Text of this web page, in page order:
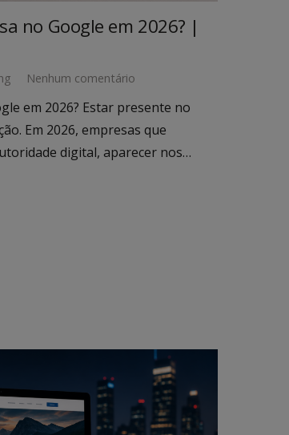
no Google em 2026? |
Nenhum comentário
em 2026? Estar presente no
Em 2026, empresas que
digital, aparecer nos…